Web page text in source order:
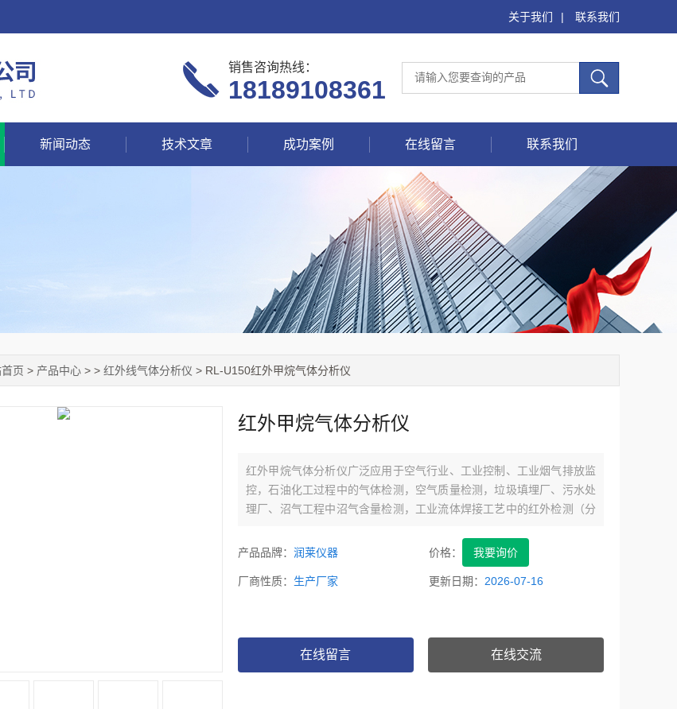
关于我们 | 联系我们
销售咨询热线：
18189108361
新闻动态 技术文章 成功案例 在线留言 联系我们
页 > 产品中心 > > 红外线气体分析仪 > RL-U150红外甲烷气体分析仪
红外甲烷气体分析仪
红外甲烷气体分析仪广泛应用于空气行业、工业控制、工业烟气排放监
控，石油化工过程中的气体检测，空气质量检测，垃圾填埋厂、污水处
理厂、沼气工程中沼气含量检测，工业流体焊接工艺中的红外检测（分
产品品牌： 润莱仪器 价格： 我要询价
厂商性质： 生产厂家 更新日期： 2026-07-16
在线留言 在线交流